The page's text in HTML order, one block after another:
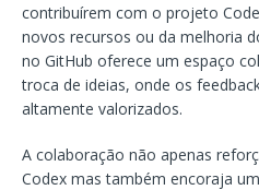
contribuírem com o projeto
novos recursos ou da melhoria
no GitHub oferece um espaço
troca de ideias, onde os
altamente valorizados.
A colaboração não apenas
Codex mas também encoraja